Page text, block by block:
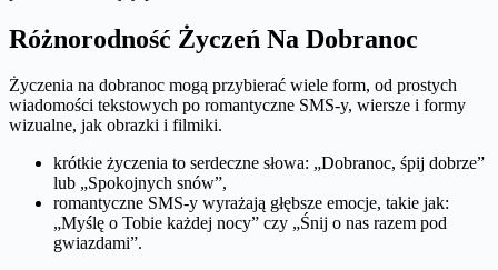
Różnorodność Życzeń Na Dobranoc
Życzenia na dobranoc mogą przybierać wiele form, od prostych
wiadomości tekstowych po romantyczne SMS-y, wiersze i formy
wizualne, jak obrazki i filmiki.
krótkie życzenia to serdeczne słowa: „Dobranoc, śpij dobrze”
lub „Spokojnych snów”,
romantyczne SMS-y wyrażają głębsze emocje, takie jak:
„Myślę o Tobie każdej nocy” czy „Śnij o nas razem pod
gwiazdami”.